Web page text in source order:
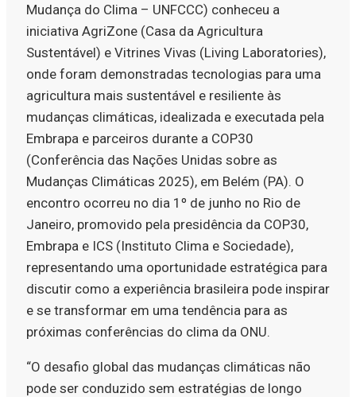
Mudança do Clima – UNFCCC) conheceu a
iniciativa AgriZone (Casa da Agricultura
Sustentável) e Vitrines Vivas (Living Laboratories),
onde foram demonstradas tecnologias para uma
agricultura mais sustentável e resiliente às
mudanças climáticas, idealizada e executada pela
Embrapa e parceiros durante a COP30
(Conferência das Nações Unidas sobre as
Mudanças Climáticas 2025), em Belém (PA). O
encontro ocorreu no dia 1º de junho no Rio de
Janeiro, promovido pela presidência da COP30,
Embrapa e ICS (Instituto Clima e Sociedade),
representando uma oportunidade estratégica para
discutir como a experiência brasileira pode inspirar
e se transformar em uma tendência para as
próximas conferências do clima da ONU.
“O desafio global das mudanças climáticas não
pode ser conduzido sem estratégias de longo